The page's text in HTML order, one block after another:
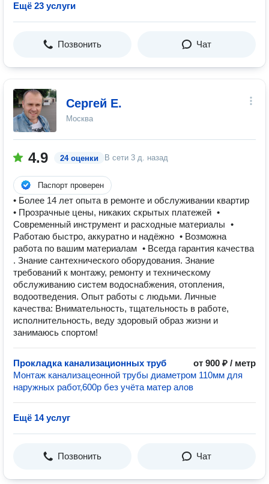
Ещё 23 услуги
Позвонить Чат
Сергей Е.
Москва
4.9 24 оценки В сети 3 д. назад
Паспорт проверен
• Более 14 лет опыта в ремонте и обслуживании квартир
• Прозрачные цены, никаких скрытых платежей •
Современный инструмент и расходные материалы •
Работаю быстро, аккуратно и надёжно • Возможна
работа по вашим материалам • Всегда гарантия качества
. Знание сантехнического оборудования. Знание
требований к монтажу, ремонту и техническому
обслуживанию систем водоснабжения, отопления,
водоотведения. Опыт работы с людьми. Личные
качества: Внимательность, тщательность в работе,
исполнительность, веду здоровый образ жизни и
занимаюсь спортом!
Прокладка канализационных труб
от 900 ₽ / метр
Монтаж канализацеонной трубы диаметром 110мм для
наружных работ,600р без учёта матер алов
Ещё 14 услуг
Позвонить Чат